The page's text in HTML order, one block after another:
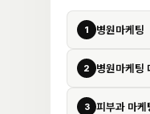
1 병원마케팅
2 병원마케팅
3 피부과 마케